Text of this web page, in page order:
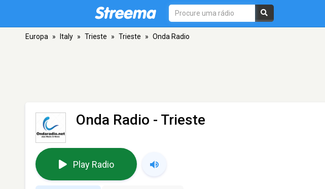
Europa » Italy » Trieste » Trieste » Onda Radio
Onda Radio - Trieste
Play Radio